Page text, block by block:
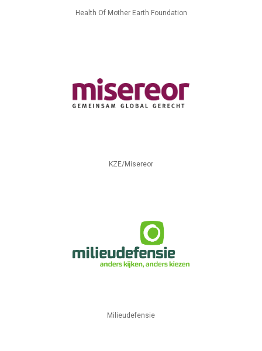
Health Of Mother Earth Foundation
KZE/Misereor
Milieudefensie